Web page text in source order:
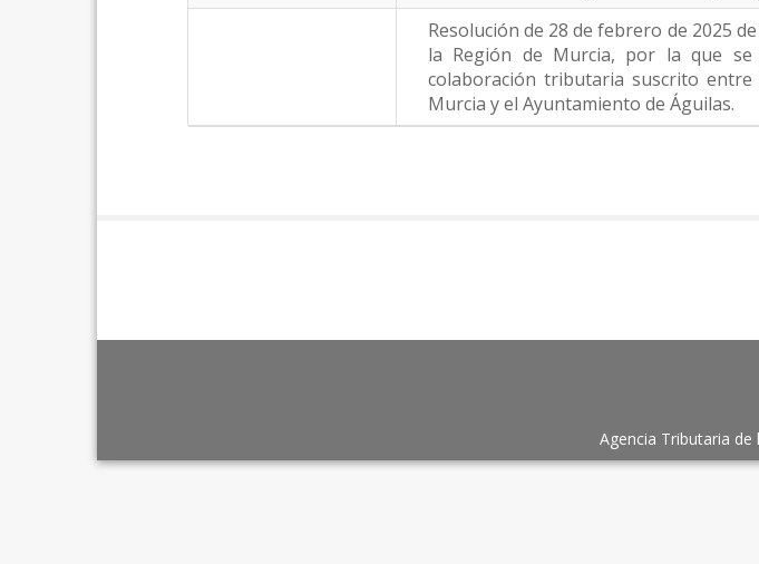
Resolución de 28 de febrero de 2025
la Región de Murcia, por la que
colaboración tributaria suscrito
Murcia y el Ayuntamiento de Águilas.
Agencia Tributaria de